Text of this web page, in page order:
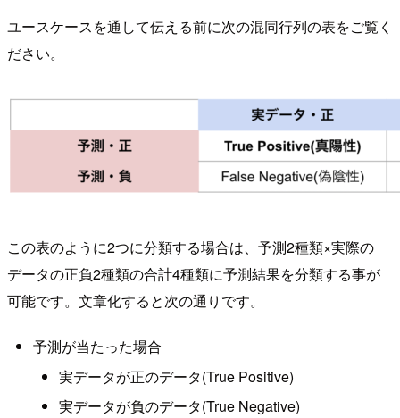
ユースケースを通して伝える前に次の混同行列の表をご覧く
ださい。
この表のように2つに分類する場合は、予測2種類×実際の
データの正負2種類の合計4種類に予測結果を分類する事が
可能です。文章化すると次の通りです。
予測が当たった場合
実データが正のデータ(True Positive)
実データが負のデータ(True Negative)